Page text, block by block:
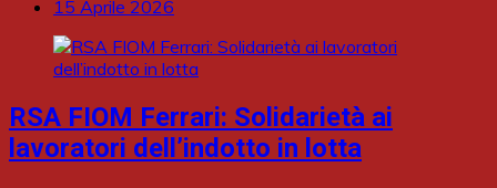
15 Aprile 2026
RSA FIOM Ferrari: Solidarietà ai
lavoratori dell’indotto in lotta